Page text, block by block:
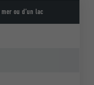
ou d’un lac